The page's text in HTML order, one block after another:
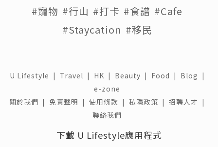
#寵物 #行山 #打卡 #食譜 #Cafe
#Staycation #移民
U Lifestyle | Travel | HK | Beauty | Food | Blog |
e-zone
關於我們 | 免責聲明 | 使用條款 | 私隱政策 | 招聘人才 |
聯絡我們
下載 U Lifestyle應用程式